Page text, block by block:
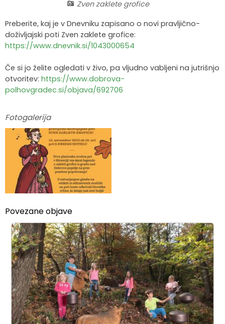
Zven zaklete grofice
Preberite, kaj je v Dnevniku zapisano o novi pravljično-
doživljajski poti Zven zaklete grofice:
https://www.dnevnik.si/1043000654
Če si jo želite ogledati v živo, pa vljudno vabljeni na jutrišnjo
otvoritev: https://www.dobrova-
polhovgradec.si/objava/692706
Fotogalerija
Povezane objave
Gasilstvo in civilna zaščita
Občinski nagrajenci
Turistična taksa
Vprašajte občino
Predlagajte občini
Oskrba najdenih živali
Organizacije s področja socialnega varstva
Portal eUprava
Lokalni ponudniki hrane in izdelkov
Trajnostni razvoj turizma
Župnije
Osmrtnice
Režijski obrat